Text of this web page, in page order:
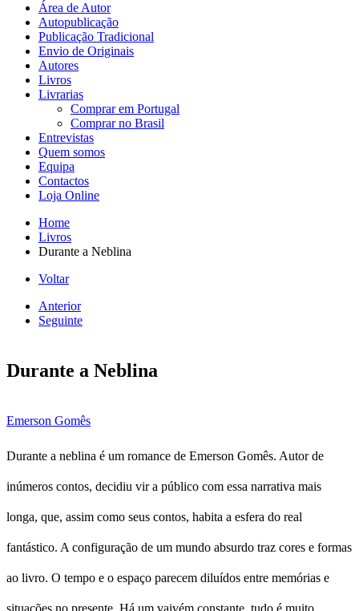
Área de Autor
Autopublicação
Publicação Tradicional
Envio de Originais
Autores
Livros
Livrarias
Comprar em Portugal
Comprar no Brasil
Entrevistas
Quem somos
Equipa
Contactos
Loja Online
Home
Livros
Durante a Neblina
Voltar
Anterior
Seguinte
Durante a Neblina
Emerson Gomês
Durante a neblina é um romance de Emerson Gomês. Autor de
inúmeros contos, decidiu vir a público com essa narrativa mais
longa, que, assim como seus contos, habita a esfera do real
fantástico. A configuração de um mundo absurdo traz cores e formas
ao livro. O tempo e o espaço parecem diluídos entre memórias e
situações no presente. Há um vaivém constante, tudo é muito